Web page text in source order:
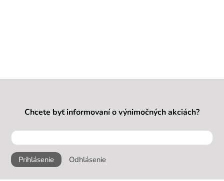
Chcete byť informovaní o výnimočných akciách?
Prihlásenie Odhlásenie